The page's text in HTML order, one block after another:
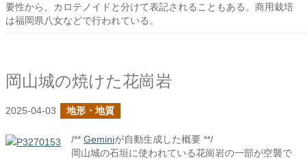
要性から、カロテノイドと分けて表記されることもある。商用栽培
は福岡県八女などで行われている。
岡山城の焼けた花崗岩
2025-04-03 地形・地質
/** Geminiが自動生成した概要 **/
岡山城の石垣に使われている花崗岩の一部が空襲で